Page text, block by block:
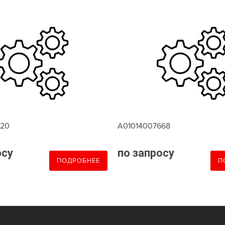
ПОДРОБНЕЕ
A01014007668
по запросу